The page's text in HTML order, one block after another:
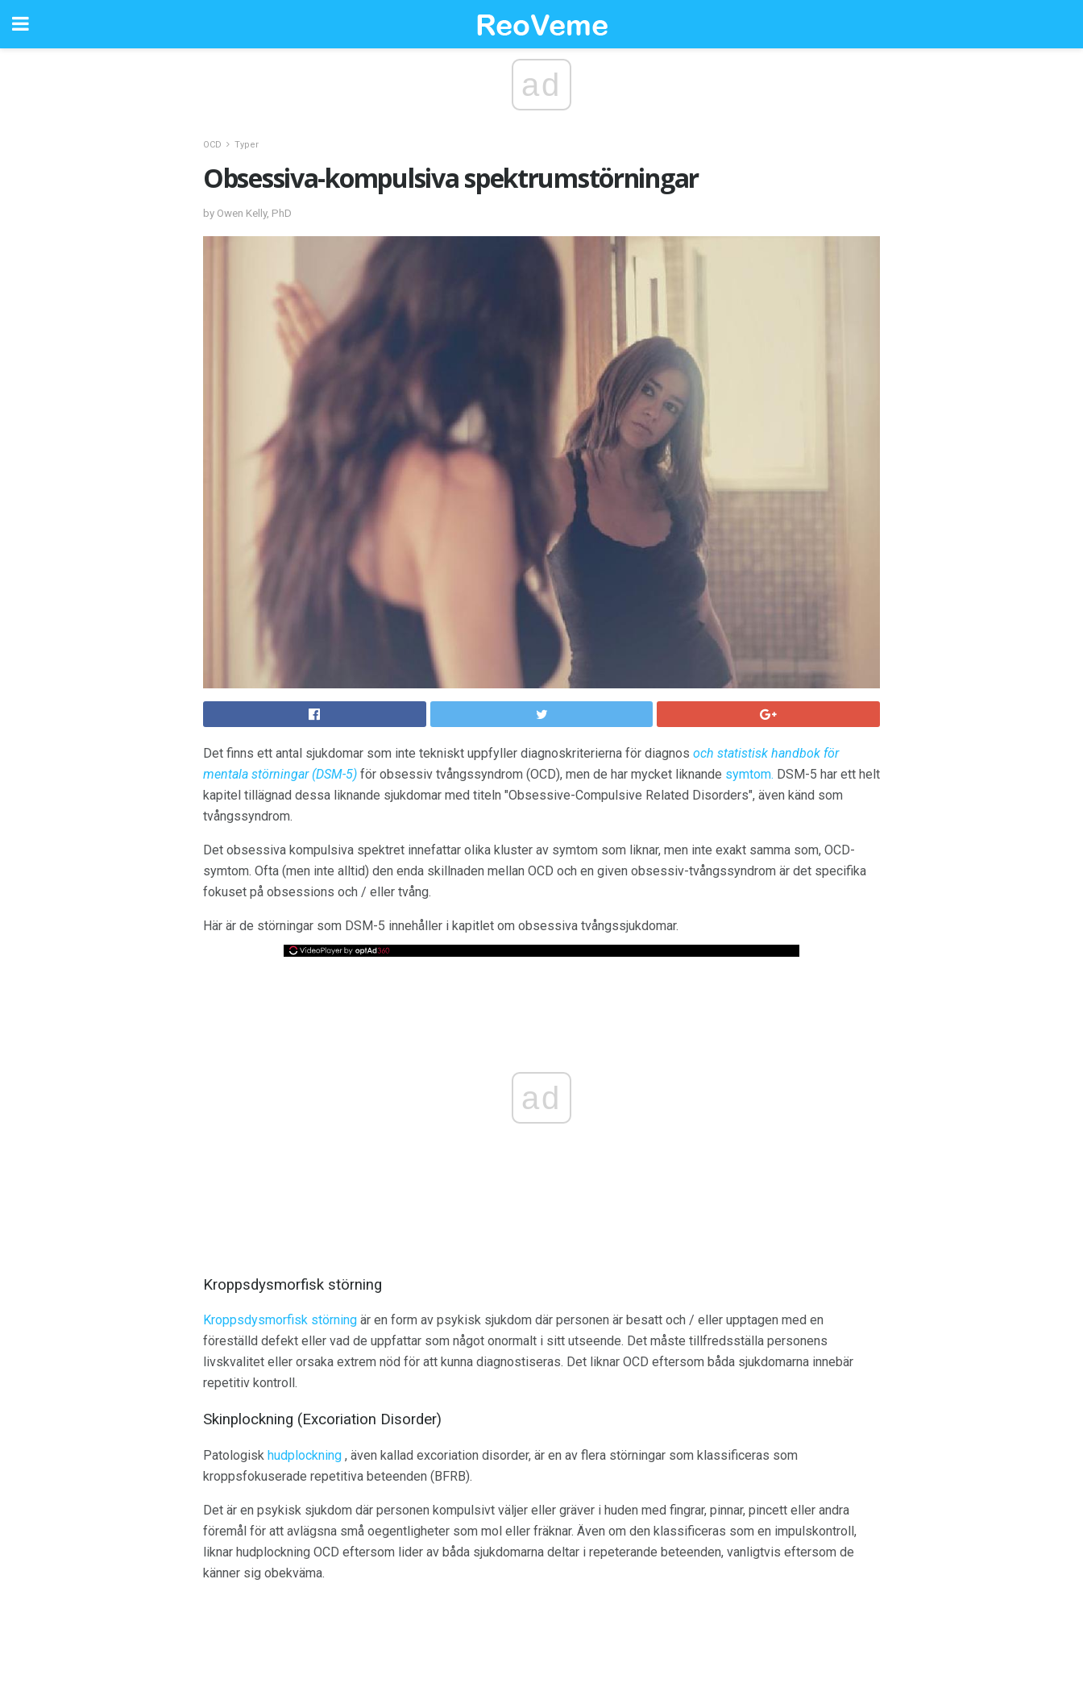
ad
OCD Typer
Obsessiva-kompulsiva spektrumstörningar
by Owen Kelly, PhD
Det finns ett antal sjukdomar som inte tekniskt uppfyller diagnoskriterierna för diagnos och statistisk handbok för
mentala störningar (DSM-5) för obsessiv tvångssyndrom (OCD), men de har mycket liknande symtom. DSM-5 har ett helt
kapitel tillägnad dessa liknande sjukdomar med titeln "Obsessive-Compulsive Related Disorders", även känd som
tvångssyndrom.
Det obsessiva kompulsiva spektret innefattar olika kluster av symtom som liknar, men inte exakt samma som, OCD-
symtom. Ofta (men inte alltid) den enda skillnaden mellan OCD och en given obsessiv-tvångssyndrom är det specifika
fokuset på obsessions och / eller tvång.
Här är de störningar som DSM-5 innehåller i kapitlet om obsessiva tvångssjukdomar.
ad
Kroppsdysmorfisk störning
Kroppsdysmorfisk störning är en form av psykisk sjukdom där personen är besatt och / eller upptagen med en
föreställd defekt eller vad de uppfattar som något onormalt i sitt utseende. Det måste tillfredsställa personens
livskvalitet eller orsaka extrem nöd för att kunna diagnostiseras. Det liknar OCD eftersom båda sjukdomarna innebär
repetitiv kontroll.
Skinplockning (Excoriation Disorder)
Patologisk hudplockning , även kallad excoriation disorder, är en av flera störningar som klassificeras som
kroppsfokuserade repetitiva beteenden (BFRB).
Det är en psykisk sjukdom där personen kompulsivt väljer eller gräver i huden med fingrar, pinnar, pincett eller andra
föremål för att avlägsna små oegentligheter som mol eller fräknar. Även om den klassificeras som en impulskontroll,
liknar hudplockning OCD eftersom lider av båda sjukdomarna deltar i repeterande beteenden, vanligtvis eftersom de
känner sig obekväma.